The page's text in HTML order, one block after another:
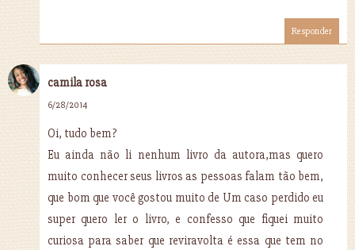
Responder
camila rosa
6/28/2014
Oi, tudo bem?
Eu ainda não li nenhum livro da autora,mas quero
muito conhecer seus livros as pessoas falam tão bem,
que bom que você gostou muito de Um caso perdido eu
super quero ler o livro, e confesso que fiquei muito
curiosa para saber que reviravolta é essa que tem no